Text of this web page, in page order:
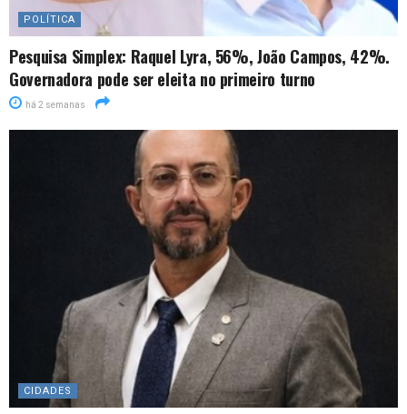
POLÍTICA
Pesquisa Simplex: Raquel Lyra, 56%, João Campos, 42%.
Governadora pode ser eleita no primeiro turno
há 2 semanas
CIDADES